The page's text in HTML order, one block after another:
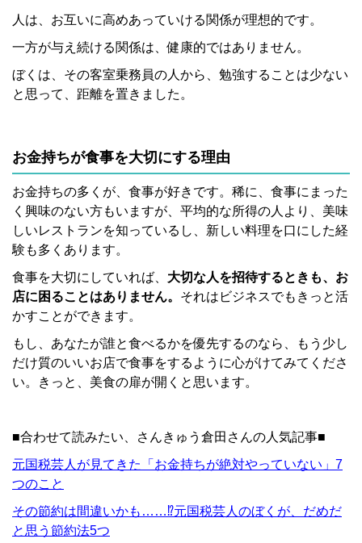
人は、お互いに高めあっていける関係が理想的です。
一方が与え続ける関係は、健康的ではありません。
ぼくは、その客室乗務員の人から、勉強することは少ない
と思って、距離を置きました。
お金持ちが食事を大切にする理由
お金持ちの多くが、食事が好きです。稀に、食事にまった
く興味のない方もいますが、平均的な所得の人より、美味
しいレストランを知っているし、新しい料理を口にした経
験も多くあります。
食事を大切にしていれば、 大切な人を招待するときも、お
店に困ることはありません。 それはビジネスでもきっと活
かすことができます。
もし、あなたが誰と食べるかを優先するのなら、もう少し
だけ質のいいお店で食事をするように心がけてみてくださ
い。きっと、美食の扉が開くと思います。
■合わせて読みたい、さんきゅう倉田さんの人気記事■
元国税芸人が見てきた「お金持ちが絶対やっていない」7
つのこと
その節約は間違いかも……⁉元国税芸人のぼくが、だめだ
と思う節約法5つ